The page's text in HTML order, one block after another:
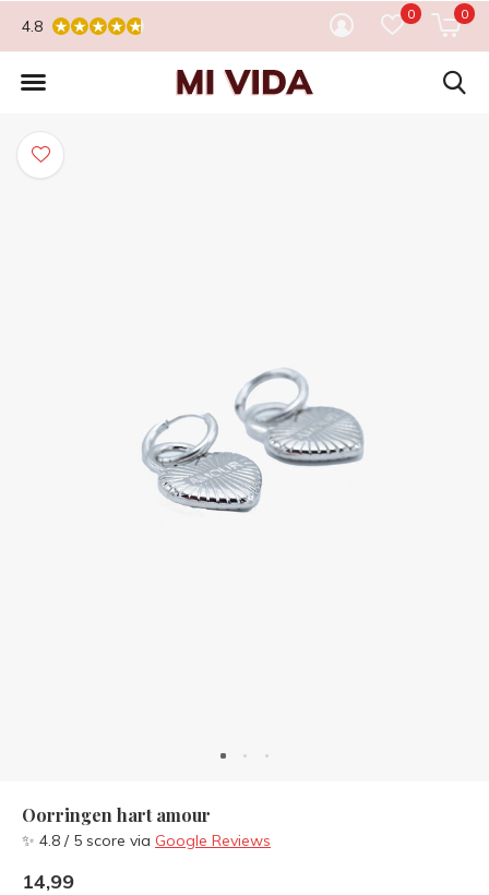
0 0
4.8
Oorringen hart amour
✨ 4.8 / 5 score via Google Reviews
14,99